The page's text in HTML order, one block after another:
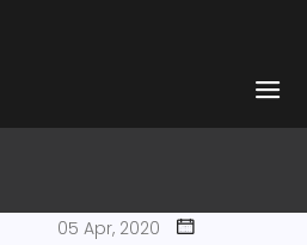
05 Apr, 2020